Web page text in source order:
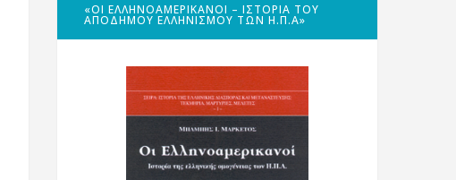
«ΟΙ ΕΛΛΗΝΟΑΜΕΡΙΚΑΝΟΊ – ΙΣΤΟΡΊΑ ΤΟΥ
ΑΠΌΔΗΜΟΥ ΕΛΛΗΝΙΣΜΟΎ ΤΩΝ Η.Π.Α»